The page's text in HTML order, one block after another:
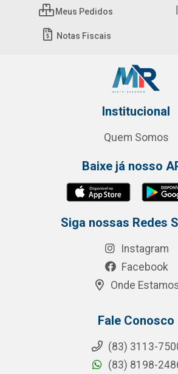
Meus Pedidos
Notas Fiscais
Institucional
Quem Somos
Baixe já nosso
Siga nossas Redes
Instagram
Facebook
Onde
Fale Conosco
(83) 3113-
(83) 8198-